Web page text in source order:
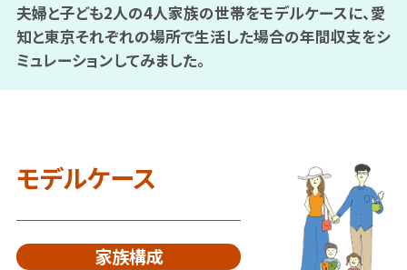
夫婦と子ども2人の4人家族の世帯をモデルケースに、愛
知と東京それぞれの場所で生活した場合の年間収支をシ
ミュレーションしてみました。
モデルケース
家族構成